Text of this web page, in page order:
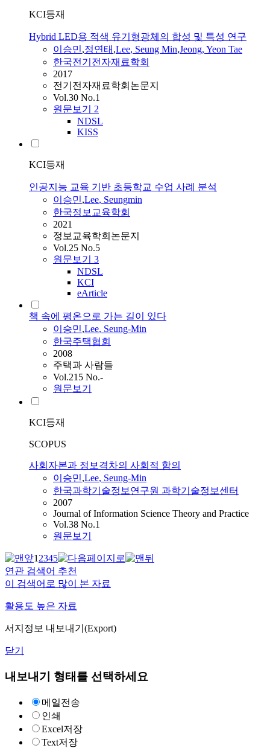
KCI등재
Hybrid LED용 적색 유기형광체의 합성 및 특성 연구
이승민,정연태 ,Lee, Seung Min,Jeong, Yeon Tae
한국전기전자재료학회
2017
전기전자재료학회논문지
Vol.30 No.1
원문보기 2
NDSL
KISS
KCI등재
인공지능 교육 기반 초등학교 수업 사례 분석
이승민,Lee, Seungmin
한국정보교육학회
2021
정보교육학회논문지
Vol.25 No.5
원문보기 3
NDSL
KCI
eArticle
책 속에 평온으로 가는 길이 있다
이승민,Lee, Seung-Min
한국주택협회
2008
주택과 사람들
Vol.215 No.-
원문보기
KCI등재
SCOPUS
사회자본과 정보격차의 사회적 함의
이승민,Lee, Seung-Min
한국과학기술정보연구원 과학기술정보센터
2007
Journal of Information Science Theory and Practice
Vol.38 No.1
원문보기
12345
연관 검색어 추천
이 검색어로 많이 본 자료
활용도 높은 자료
서지정보 내보내기(Export)
닫기
내보내기 형태를 선택하세요
메일전송
인쇄
Excel저장
Text저장